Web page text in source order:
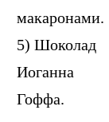
макаронами.
5) Шоколад
Иоганна
Гоффа.